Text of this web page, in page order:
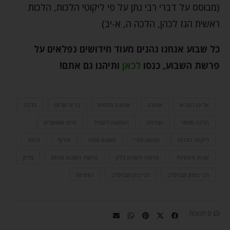
(מבוסס על דברי רבי נתן על פי ליקוטי הלכות, הלכות
ראשית הגז לכהן, הלכה ה, א-יב)
כל שבוע אנחנו נהנים מעוד חידושים נפלאים על
פרשת השבוע, כנסו לכאן ותיהנו גם אתם!
אמונה אמונת חכמים ברית שלום
הלכה ומוסר הצלחה השקעה לעתיד חיים מאושרים
ליקוטי הלכות מעשה זמרי משפט אמת סילוף עיוות
עצות מעשיות פרשת השבוע בלק פרשת השבוע פנחס צדיק
רבי נחמן מברסלב רבי נתן מברסלב רוחניות
0 תגובות